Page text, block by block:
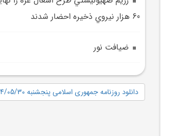
60 هزار نيروي ذخيره احضار شدند
ضيافت نور
دانلود روزنامه جمهوری اسلامی پنجشنبه 1404/05/30 شماره 13164